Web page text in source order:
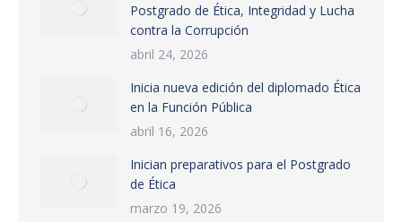
Postgrado de Ética, Integridad y Lucha
contra la Corrupción
abril 24, 2026
Inicia nueva edición del diplomado Ética
en la Función Pública
abril 16, 2026
Inician preparativos para el Postgrado
de Ética
marzo 19, 2026